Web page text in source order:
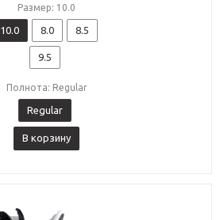
Размер: 10.0
10.0 8.0 8.5
9.5
Полнота: Regular
Regular
В корзину